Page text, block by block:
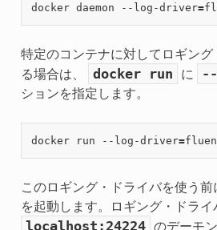
docker daemon --log-driver=
特定のコンテナに対してロギン
る場合は、
docker run に
ションを指定します。
docker run --log-driver=
このロギング・ドライバを使う
を起動します。ロギング・ドラ
localhost:24224 のデーモ